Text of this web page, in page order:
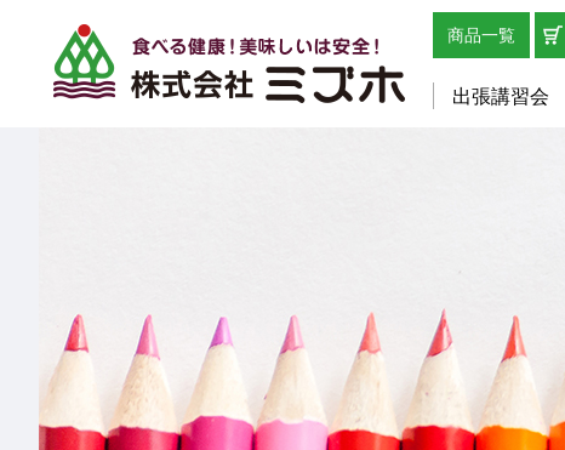
商品一覧
出張講習会